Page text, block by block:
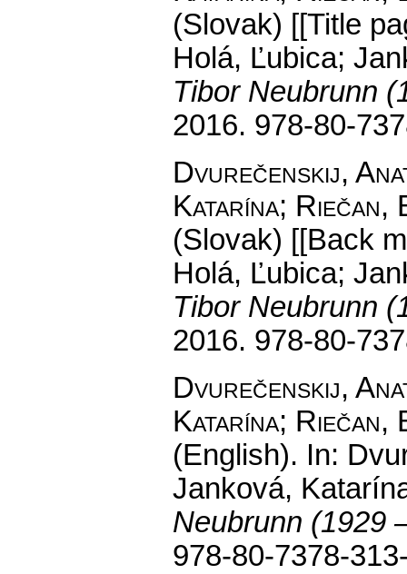
(Slovak) [[Title
Holá, Ľubica;
Tibor Neubrunn
2016. 978-80-
Dvurečenskij,
Katarína; Riečan,
(Slovak) [[Back
Holá, Ľubica;
Tibor Neubrunn
2016. 978-80-
Dvurečenskij,
Katarína; Riečan,
(English). In:
Janková,
Neubrunn (1929
978-80-7378-